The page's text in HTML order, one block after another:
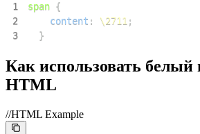
1 span {
2
content : \2711 ;
3
}
Как использовать белый
HTML
//HTML Example